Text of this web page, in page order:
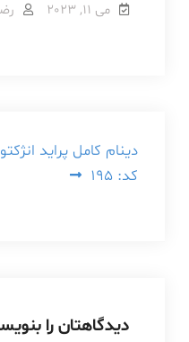
می 11, 2023
راهبری
نوشته
دینام کامل پراید
کد: 195
دیدگاهتان را